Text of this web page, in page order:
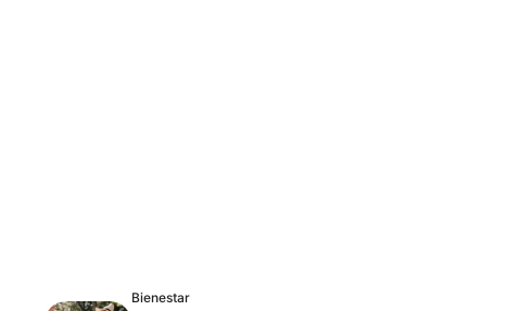
Bienestar